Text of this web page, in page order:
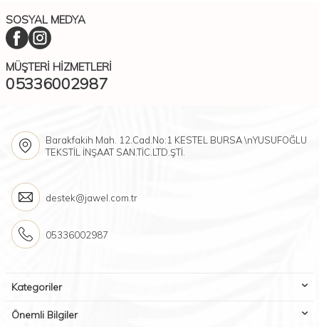
SOSYAL MEDYA
MÜŞTERI HIZMETLERI
05336002987
Barakfakih Mah. 12.Cad.No:1 KESTEL BURSA \nYUSUFOĞLU
TEKSTİL İNŞAAT SAN.TİC.LTD.ŞTİ.
destek@jawel.com.tr
05336002987
Kategoriler
Önemli Bilgiler